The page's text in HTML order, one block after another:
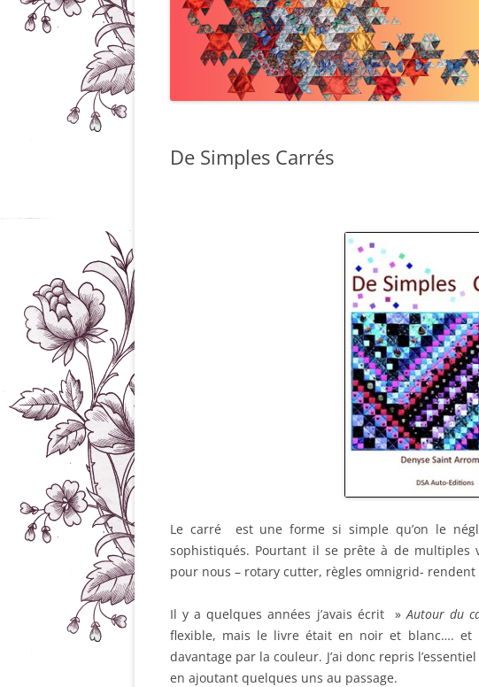
De Simples Carrés
Le carré est une forme si simple qu’on le
sophistiqués. Pourtant il se prête à de
pour nous – rotary cutter, règles omnigrid-
Il y a quelques années j’avais écrit »Autour du
flexible, mais le livre était en noir et blanc…. et
davantage par la couleur. J’ai donc repris
en ajoutant quelques uns au passage.